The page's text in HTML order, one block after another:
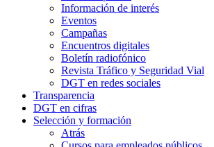
Información de interés
Eventos
Campañas
Encuentros digitales
Boletín radiofónico
Revista Tráfico y Seguridad Vial
DGT en redes sociales
Transparencia
DGT en cifras
Selección y formación
Atrás